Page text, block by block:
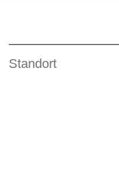
Standort